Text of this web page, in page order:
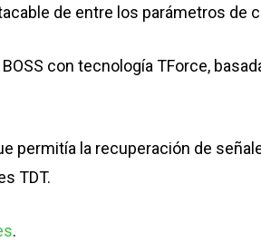
de entre los parámetros de
con tecnología TForce,
permitía la recuperación de
TDT.
.